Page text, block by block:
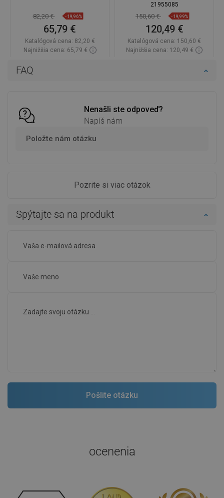
FAQ
Nenašli ste odpoveď?
Napíš nám
Položte nám otázku
Pozrite si viac otázok
Spýtajte sa na produkt
82,20 € -19,96%
65,79 €
Katalógová cena: 82,20 €
Najnižšia cena: 65,79 €
21955085
150,60 € -19,99%
120,49 €
Katalógová cena: 150,60 €
Najnižšia cena: 120,49 €
ocenenia